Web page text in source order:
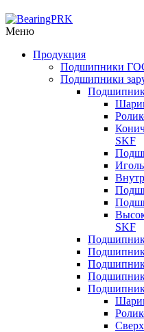
Меню
Продукция
Подшипники
Подшипники
SKF
SKF